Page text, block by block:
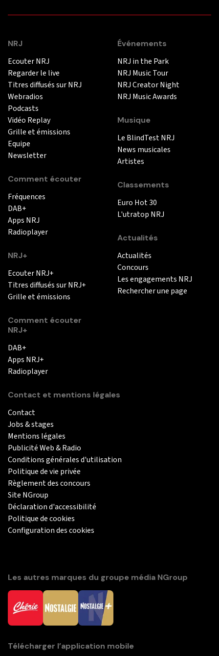
NRJ
Ecouter NRJ
Regarder le live
Titres diffusés sur NRJ
Webradios
Podcasts
Vidéo Replay
Grille et émissions
Equipe
Newsletter
Comment écouter
Fréquences
DAB+
Apps NRJ
Radioplayer
NRJ+
Ecouter NRJ+
Titres diffusés sur NRJ+
Grille et émissions
Comment écouter
NRJ+
DAB+
Apps NRJ+
Radioplayer
Événements
NRJ in the Park
NRJ Music Tour
NRJ Creator Night
NRJ Music Awards
Musique
Le BlindTest NRJ
News musicales
Artistes
Classements
Euro Hot 30
L'utratop NRJ
Actualités
Actualités
Concours
Les engagements NRJ
Rechercher une page
Contact et mentions légales
Contact
Jobs & stages
Mentions légales
Publicité Web & Radio
Conditions générales d'utilisation
Politique de vie privée
Règlement des concours
Site NGroup
Déclaration d'accessibilité
Politique de cookies
Configuration des cookies
Les autres marques du groupe média NGroup
Télécharger l’application mobile